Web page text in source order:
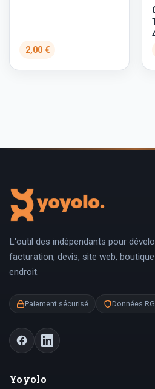
2,00 €
L'outil des indépendants pour
facturation, devis, site web,
endroit.
Paiement sécurisé Données
Yoyolo